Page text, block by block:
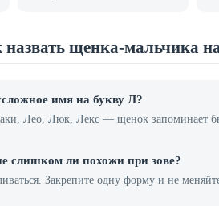
щенка-мальчика
имя на букву Л?
Лео, Люк, Лекс — щенок запоминает
ли похожи при зове?
Закрепите одну форму и не